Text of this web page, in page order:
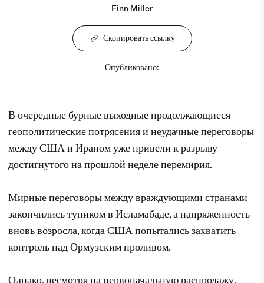
Finn Miller
Скопировать ссылку
Опубликовано:
В очередные бурные выходные продолжающиеся
геополитические потрясения и неудачные переговоры
между США и Ираном уже привели к разрыву
достигнутогона прошлой неделе перемирия.
Мирные переговоры между враждующими странами
закончились тупиком в Исламабаде, а напряженность
вновь возросла, когда США попытались захватить
контроль над Ормузским проливом.
Однако, несмотря на первоначальную распродажу,